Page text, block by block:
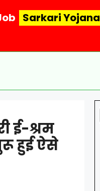
Sarkari Yojana
ई-श्रम
हुई ऐसे